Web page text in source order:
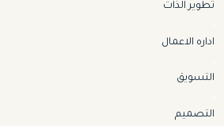
تطوير الذات
اداره الاعمال
التسويق
التصميم